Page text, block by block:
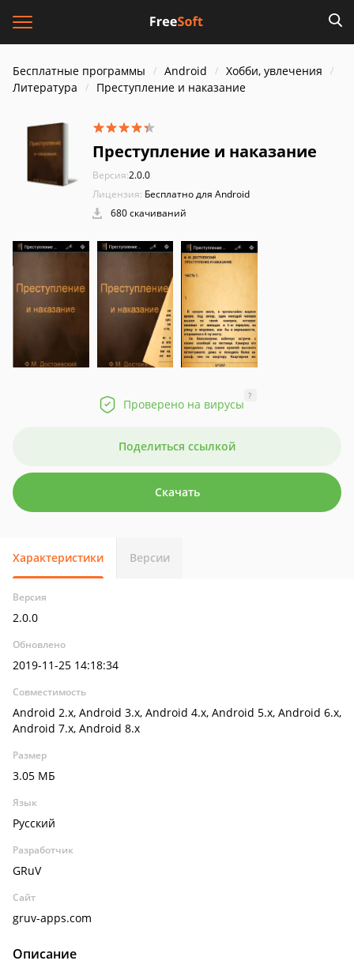
Бесплатные программы Android
Хобби, увлечения
Литература
Преступление и наказание
Преступление и наказание
Версия:2.0.0
Лицензия: Бесплатно для Android
680 скачиваний
Проверено на вирусы
?
Поделиться ссылкой
Скачать
Характеристики Версии
Версия
2.0.0
Обновлено
2019-11-25 14:18:34
Совместимость
Android 2.x, Android 3.x, Android 4.x, Android 5.x, Android 6.x,
Android 7.x, Android 8.x
Размер
3.05 МБ
Язык
Русский
Разработчик
GRuV
Сайт
gruv-apps.com
Описание